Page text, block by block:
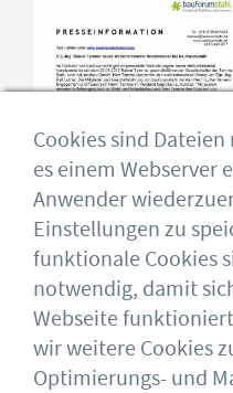
Pressemitteilung
Cookies sind
es einem Webserver
Anwender
Einstellungen zu
funktionale Cookies
notwendig, damit
Webseite
wir weitere Cookies
Optimierungs- und